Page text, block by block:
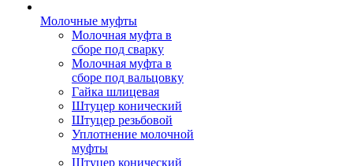
Молочные муфты
Молочная муфта в
сборе под сварку
Молочная муфта в
сборе под вальцовку
Гайка шлицевая
Штуцер конический
Штуцер резьбовой
Уплотнение молочной
муфты
Штуцер конический